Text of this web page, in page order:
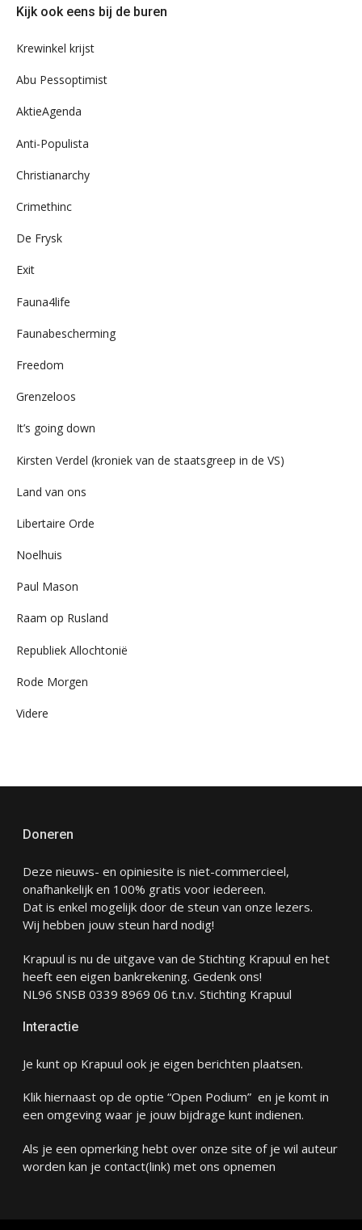
ons
Kijk ook eens bij de buren
Krewinkel krijst
Abu Pessoptimist
AktieAgenda
Anti-Populista
Christianarchy
Crimethinc
De Frysk
Exit
Fauna4life
Faunabescherming
Freedom
Grenzeloos
It’s going down
Kirsten Verdel (kroniek van de staatsgreep in de VS)
Land van ons
Libertaire Orde
Noelhuis
Paul Mason
Raam op Rusland
Republiek Allochtonië
Rode Morgen
Videre
Doneren
Deze nieuws- en opiniesite is niet-commercieel,
onafhankelijk en 100% gratis voor iedereen.
Dat is enkel mogelijk door de steun van onze lezers.
Wij hebben jouw steun hard nodig!
Krapuul is nu de uitgave van de Stichting Krapuul en het
heeft een eigen bankrekening. Gedenk ons!
NL96 SNSB 0339 8969 06 t.n.v. Stichting Krapuul
Interactie
Je kunt op Krapuul ook je eigen berichten plaatsen.
Klik hiernaast op de optie “Open Podium” en je komt in
een omgeving waar je jouw bijdrage kunt indienen.
Als je een opmerking hebt over onze site of je wil auteur
worden kan je contact(link) met ons opnemen